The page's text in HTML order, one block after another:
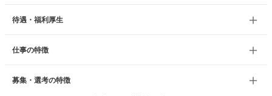
待遇・福利厚生
仕事の特徴
募集・選考の特徴